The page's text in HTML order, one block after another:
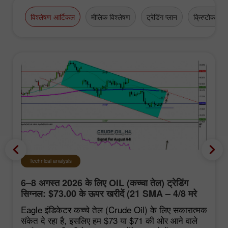
विश्लेषण आर्टिकल मौलिक विश्लेषण ट्रेडिंग प्लान क्रिप्टोकरेंसी
Technical analysis
6–8 अगस्त 2026 के लिए OIL (कच्चा तेल) ट्रेडिंग
सिग्नल: $73.00 के ऊपर खरीदें (21 SMA – 4/8 मरे
स्तर)
Eagle इंडिकेटर कच्चे तेल (Crude Oil) के लिए सकारात्मक
संकेत दे रहा है, इसलिए हम $73 या $71 की ओर आने वाले